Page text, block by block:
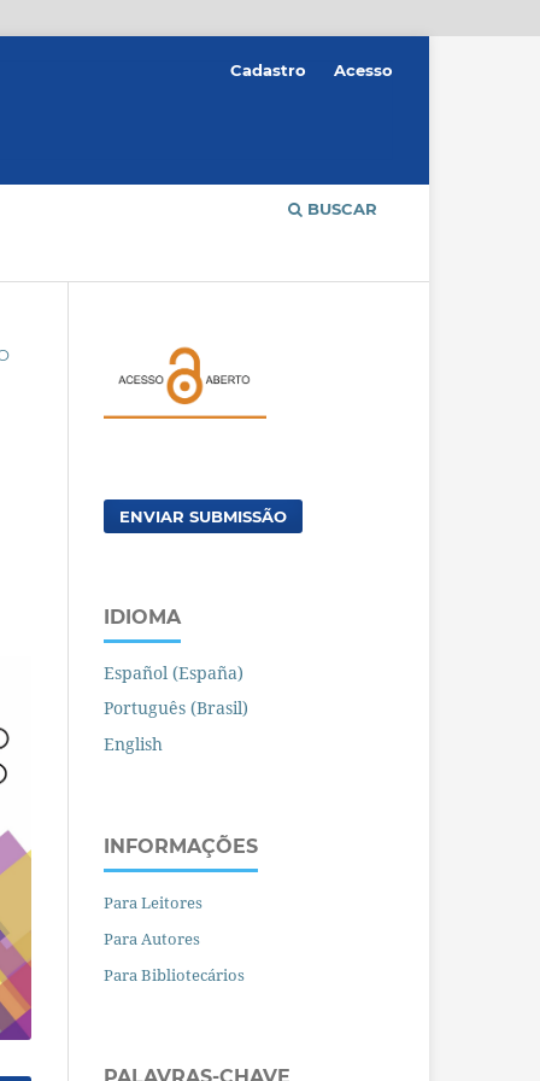
BUSCAR
Cadastro Acesso
ENVIAR SUBMISSÃO
IDIOMA
Español (España)
Português (Brasil)
English
INFORMAÇÕES
Para Leitores
Para Autores
Para Bibliotecários